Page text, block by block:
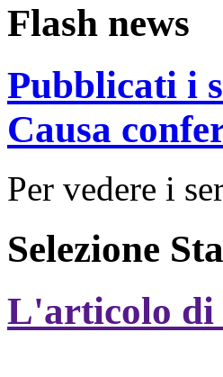
Flash news
Pubblicati i
Causa
Per vedere i
Selezione
L'articolo di